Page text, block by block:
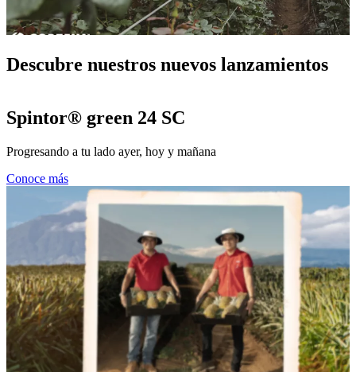
Descubre nuestros nuevos lanzamientos
Spintor® green 24 SC
Progresando a tu lado ayer, hoy y mañana
Conoce más